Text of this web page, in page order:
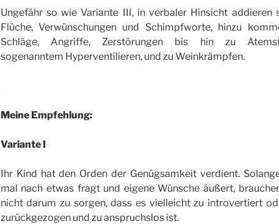
Ungefähr so wie Variante III, in verbaler Hinsicht addieren
Flüche, Verwünschungen und Schimpfworte, hinzu
Schläge, Angriffe, Zerstörungen bis hin zu
sogenanntem Hyperventilieren, und zu Weinkrämpfen.
Meine Empfehlung:
Variante I
Ihr Kind hat den Orden der Genügsamkeit verdient.
mal nach etwas fragt und eigene Wünsche äußert,
nicht darum zu sorgen, dass es vielleicht zu introvertiert
zurückgezogen und zu anspruchslos ist.